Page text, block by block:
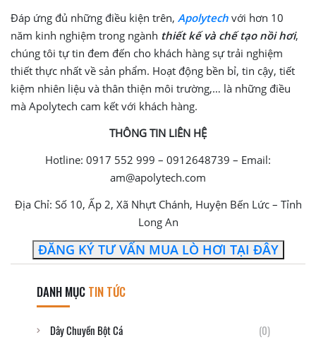
DANH MỤC TIN TỨC
Dây Chuyền Bột Cá (0)
Đáp ứng đủ những điều kiện trên, Apolytech với hơn 10
năm kinh nghiệm trong ngành thiết kế và chế tạo nồi hơi,
chúng tôi tự tin đem đến cho khách hàng sự trải nghiệm
thiết thực nhất về sản phẩm. Hoạt động bền bỉ, tin cậy, tiết
kiệm nhiên liệu và thân thiện môi trường,… là những điều
mà Apolytech cam kết với khách hàng.
THÔNG TIN LIÊN HỆ
Hotline: 0917 552 999 – 0912648739 – Email:
am@apolytech.com
Địa Chỉ: Số 10, Ấp 2, Xã Nhựt Chánh, Huyện Bến Lức – Tỉnh
Long An
ĐĂNG KÝ TƯ VẤN MUA LÒ HƠI TẠI ĐÂY